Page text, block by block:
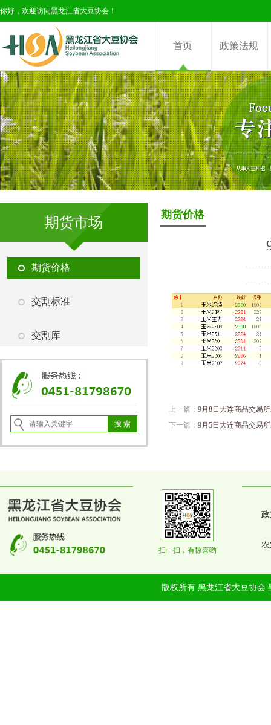
你好，欢迎访问黑龙江省大豆协会！
首页 政策法规
期货市场
期货价格
交割标准
交割库
期货价格
上一篇： 9月8日大连商品交易
下一篇： 9月5日大连商品交易
扫一扫，有惊喜哟
版权所有 黑龙江省大豆协会